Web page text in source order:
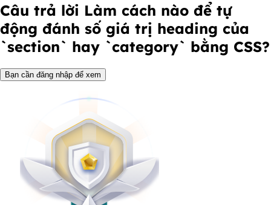
Câu trả lời Làm cách nào để tự
động đánh số giá trị heading của
`section` hay `category` bằng CSS?
Bạn cần đăng nhập để xem